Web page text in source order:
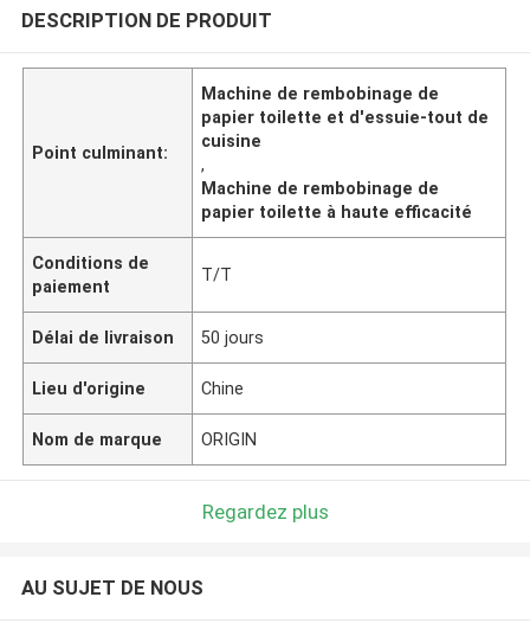
DESCRIPTION DE PRODUIT
Point culminant:
Machine de rembobinage de
papier toilette et d'essuie-tout de
cuisine
,
Machine de rembobinage de
papier toilette à haute efficacité
Conditions de
paiement
T/T
Délai de livraison 50 jours
Lieu d'origine Chine
Nom de marque ORIGIN
Regardez plus
AU SUJET DE NOUS